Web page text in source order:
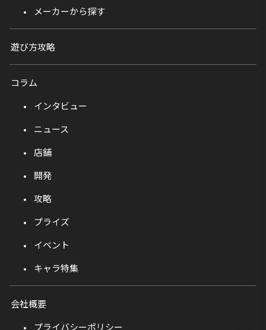
メーカーから探す
遊び方攻略
コラム
インタビュー
ニュース
店舗
開発
攻略
プライズ
イベント
キャラ特集
会社概要
プライバシーポリシー